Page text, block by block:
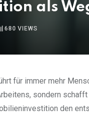
als
680 VIEWS
für immer mehr
sondern
den